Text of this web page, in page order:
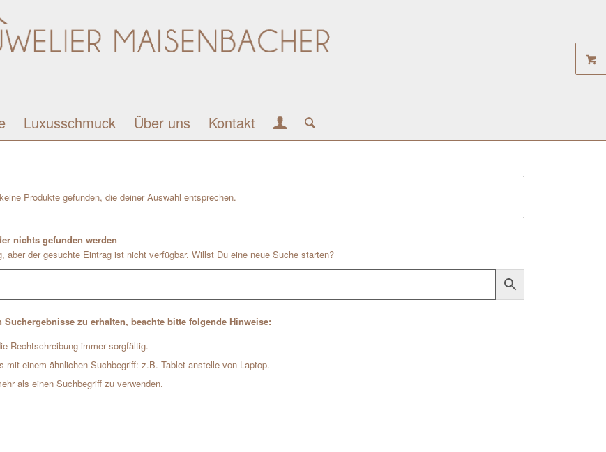
Luxusschmuck Über uns Kontakt
Produkte gefunden, die deiner Auswahl entsprechen.
nichts gefunden werden
aber der gesuchte Eintrag ist nicht verfügbar. Willst Du eine neue Suche starten?
Suchergebnisse zu erhalten, beachte bitte folgende Hinweise:
Rechtschreibung immer sorgfältig.
mit einem ähnlichen Suchbegriff: z.B. Tablet anstelle von Laptop.
als einen Suchbegriff zu verwenden.